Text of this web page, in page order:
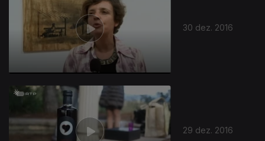
30 dez. 2016
29 dez. 2016